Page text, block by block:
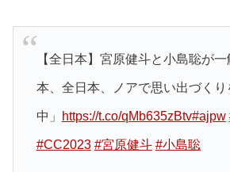
【全日本】宮原健斗と小島聡が
本、全日本、ノアで思い出づく
中」 https://t.co/qMb635zBtv#ajpw
#CC2023 #宮原健斗 #小島聡